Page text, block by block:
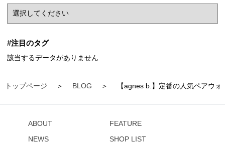
トップページ BLOG 【agnes b.】定番の人気ペアウ
#注目のタグ
該当するデータがありません
ABOUT
NEWS
FEATURE
SHOP LIST